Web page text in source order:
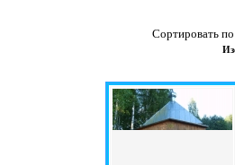
Сортировать